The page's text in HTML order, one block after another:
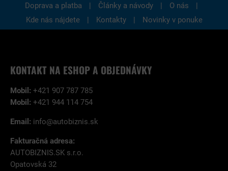
Doprava a platba | Články a návody | O nás
|
Kde nás nájdete
| Kontakty | Novinky v ponuke
KONTAKT NA ESHOP A OBJEDNÁVKY
Mobil: +421 907 787 785
Mobil: +421 944 114 754
Email: info@autobiznis.sk
Fakturačná adresa:
AUTOBIZNIS.SK s.r.o.
Opatovská 32